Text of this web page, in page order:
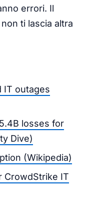
errori. Il
ti lascia altra
IT outages
losses for
Dive)
(Wikipedia)
CrowdStrike IT